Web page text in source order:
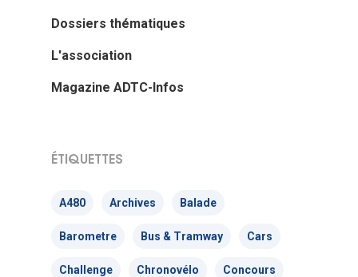
Dossiers thématiques
L'association
Magazine ADTC-Infos
ÉTIQUETTES
A480 Archives Balade
Barometre Bus & Tramway Cars
Challenge Chronovélo Concours
Actions Grand
Public